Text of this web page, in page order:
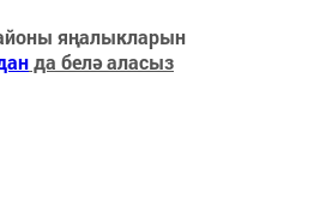
яңалыкларын
да белә аласыз